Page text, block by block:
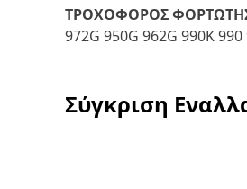
ΤΡΟΧΟΦΟΡΟΣ
972G 950G 962G 990K
Σύγκριση